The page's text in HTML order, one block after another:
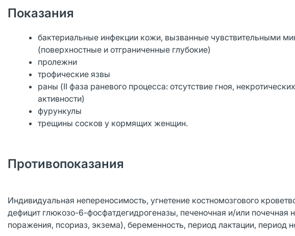
Показания
бактериальные инфекции кожи, вызванные чувствительными
(поверхностные и отграниченные глубокие)
пролежни
трофические язвы
раны (II фаза раневого процесса: отсутствие гноя,
активности)
фурункулы
трещины сосков у кормящих женщин.
Противопоказания
Индивидуальная непереносимость, угнетение костномозгового
дефицит глюкозо-6-фосфатдегидрогеназы, печеночная и/или почечная
поражения, псориаз, экзема), беременность, период лактации, период